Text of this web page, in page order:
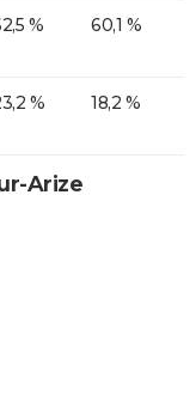
% 60,1 %
% 18,2 %
Arize